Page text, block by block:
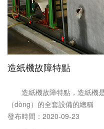
造紙機故障特點
造紙機故障特點，造紙機
（dòng）的全套設備的總
（bèi）故障停機; 2、某些零
發布時間：2020-09-23